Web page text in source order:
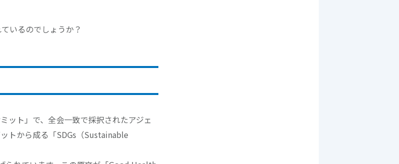
いるのでしょうか？
ット」で、全会一致で採択されたアジェ
トから成る「SDGs（Sustainable